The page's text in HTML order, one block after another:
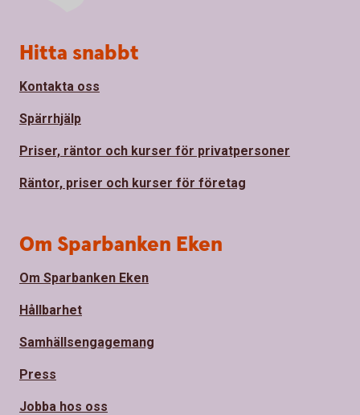
Sidfot
Hitta snabbt
Kontakta oss
Spärrhjälp
Priser, räntor och kurser för privatpersoner
Räntor, priser och kurser för företag
Om Sparbanken Eken
Om Sparbanken Eken
Hållbarhet
Samhällsengagemang
Press
Jobba hos oss